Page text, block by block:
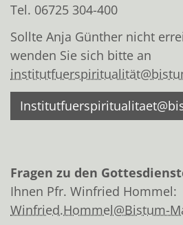
Tel. 06725 304-400
Sollte Anja Günther nicht
wenden Sie sich bitte an
Fragen zu den
Ihnen Pfr. Winfried Hommel:
Winfried.Hommel@Bistum-